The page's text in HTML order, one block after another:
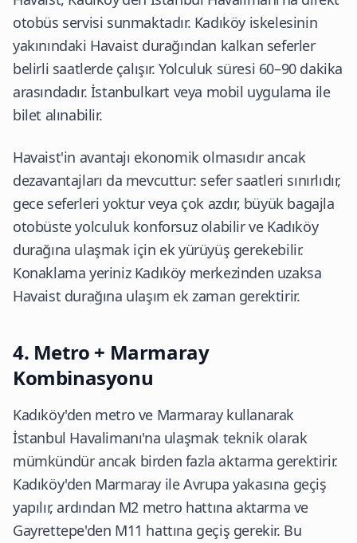
otobüs servisi sunmaktadır. Kadıköy iskelesinin
yakınındaki Havaist durağından kalkan seferler
belirli saatlerde çalışır. Yolculuk süresi 60–90 dakika
arasındadır. İstanbulkart veya mobil uygulama ile
bilet alınabilir.
Havaist'in avantajı ekonomik olmasıdır ancak
dezavantajları da mevcuttur: sefer saatleri sınırlıdır,
gece seferleri yoktur veya çok azdır, büyük bagajla
otobüste yolculuk konforsuz olabilir ve Kadıköy
durağına ulaşmak için ek yürüyüş gerekebilir.
Konaklama yeriniz Kadıköy merkezinden uzaksa
Havaist durağına ulaşım ek zaman gerektirir.
4. Metro + Marmaray
Kombinasyonu
Kadıköy'den metro ve Marmaray kullanarak
İstanbul Havalimanı'na ulaşmak teknik olarak
mümkündür ancak birden fazla aktarma gerektirir.
Kadıköy'den Marmaray ile Avrupa yakasına geçiş
yapılır, ardından M2 metro hattına aktarma ve
Gayrettepe'den M11 hattına geçiş gerekir. Bu